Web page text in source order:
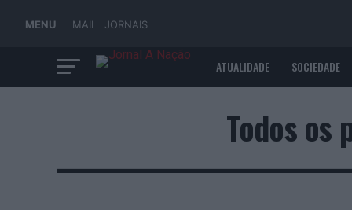
MENU MAIL JORNAIS
ATUALIDADE SOCIEDADE
Todos os